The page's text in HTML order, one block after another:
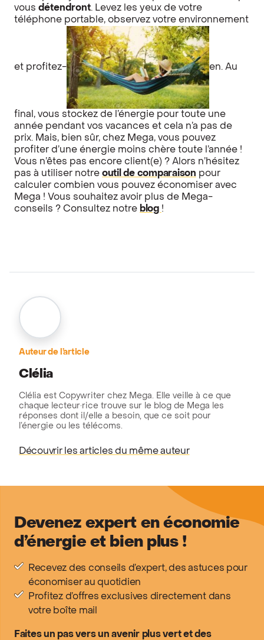
vous détendront. Levez les yeux de votre
téléphone portable, observez votre environnement
et profitez- en. Au
final, vous stockez de l’énergie pour toute une
année pendant vos vacances et cela n’a pas de
prix. Mais, bien sûr, chez Mega, vous pouvez
profiter d’une énergie moins chère toute l’année !
Vous n’êtes pas encore client(e) ? Alors n’hésitez
pas à utiliser notre outil de comparaison pour
calculer combien vous pouvez économiser avec
Mega ! Vous souhaitez avoir plus de Mega-
conseils ? Consultez notre blog !
Auteur de l’article
Clélia
Clélia est Copywriter chez Mega. Elle veille à ce que
chaque lecteur·rice trouve sur le blog de Mega les
réponses dont il/elle a besoin, que ce soit pour
l’énergie ou les télécoms.
Découvrir les articles du même auteur
Devenez expert en économie
d’énergie et bien plus !
Recevez des conseils d’expert, des astuces pour
économiser au quotidien
Profitez d’offres exclusives directement dans
votre boîte mail
Faites un pas vers un avenir plus vert et des